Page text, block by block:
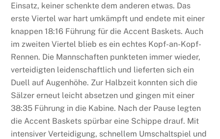
Einsatz, keiner schenkte dem anderen etwas. Das
erste Viertel war hart umkämpft und endete mit einer
knappen 18:16 Führung für die Accent Baskets. Auch
im zweiten Viertel blieb es ein echtes Kopf-an-Kopf-
Rennen. Die Mannschaften punkteten immer wieder,
verteidigten leidenschaftlich und lieferten sich ein
Duell auf Augenhöhe. Zur Halbzeit konnten sich die
Sälzer erneut leicht absetzen und gingen mit einer
38:35 Führung in die Kabine. Nach der Pause legten
die Accent Baskets spürbar eine Schippe drauf. Mit
intensiver Verteidigung, schnellem Umschaltspiel und